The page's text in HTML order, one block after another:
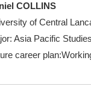
COLLINS
of Central
Asia Pacific Studies
career